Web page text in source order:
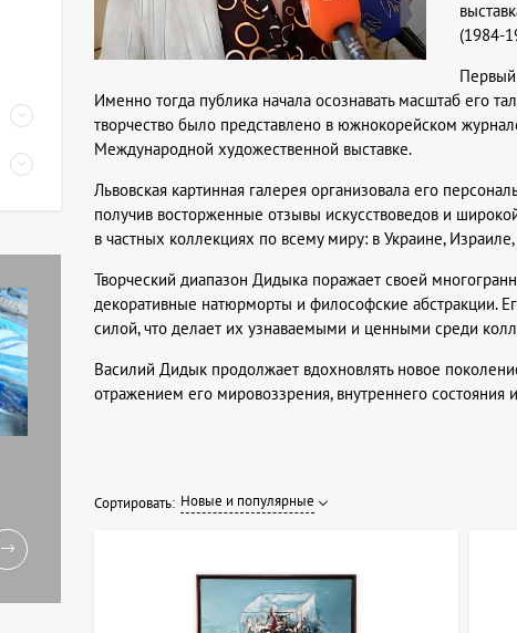
(1984-
Именно тогда публика начала осознавать масштаб его
творчество было представлено в южнокорейском
Международной художественной выставке.
Львовская картинная галерея организовала его
получив восторженные отзывы искусствоведов и
в частных коллекциях по всему миру: в Украине,
Творческий диапазон Дидыка поражает своей
декоративные натюрморты и философские абстракции.
силой, что делает их узнаваемыми и ценными среди
Василий Дидык продолжает вдохновлять новое
отражением его мировоззрения, внутреннего
Сортировать: Новые и популярные